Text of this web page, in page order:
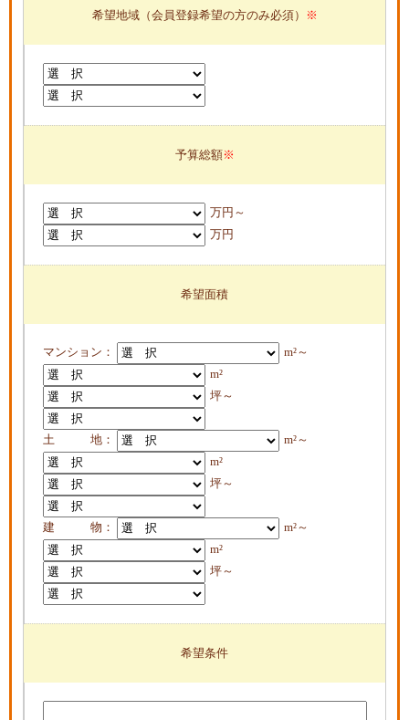
希望地域（会員登録希望の方のみ必須）
予算総額
万円～
万円
希望面積
マンション：
m²～
m²
坪～
土 地：
m²～
m²
坪～
建 物：
m²～
m²
坪～
希望条件